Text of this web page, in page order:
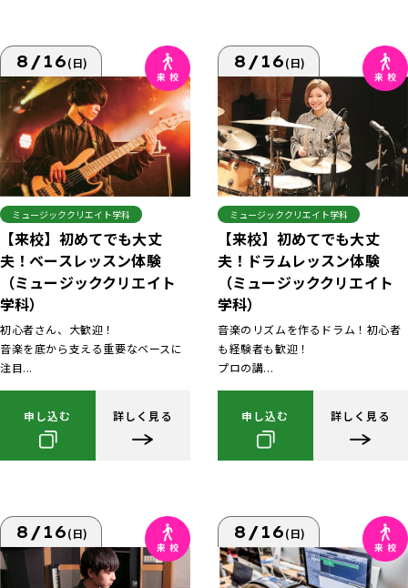
8/16(日)
ミュージッククリエイト学科
【来校】初めてでも大丈
夫！ベースレッスン体験
（ミュージッククリエイト
学科）
初心者さん、大歓迎！
音楽を底から支える重要なベースに
注目...
申し込む 詳しく見る
8/16(日)
ミュージッククリエイト学科
【来校】初めてでも大丈
夫！ドラムレッスン体験
（ミュージッククリエイト
学科）
音楽のリズムを作るドラム！初心者
も経験者も歓迎！
プロの講...
申し込む 詳しく見る
8/16(日) 8/16(日)